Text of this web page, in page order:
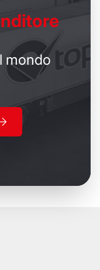
mondo